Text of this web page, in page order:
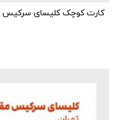
کارت کوچک کلیسای سرکیس